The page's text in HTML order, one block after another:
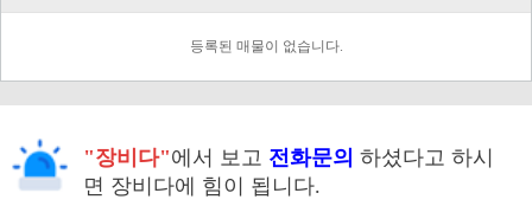
등록된 매물이 없습니다.
"장비다"에서 보고 전화문의 하셨다고 하시
면 장비다에 힘이 됩니다.